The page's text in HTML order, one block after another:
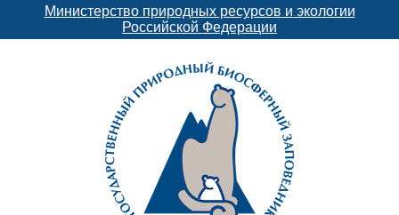
Министерство природных ресурсов и экологии
Российской Федерации